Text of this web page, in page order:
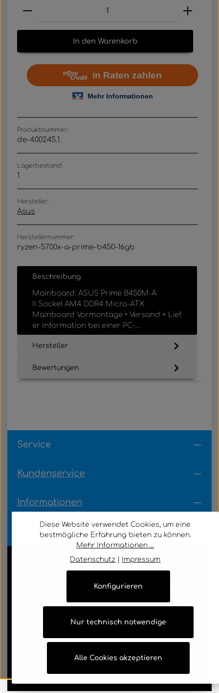
Produkt Anzahl: Gib den gewünschten
In den Warenkorb
Produktnummer:
de-400245.1
Lagerbestand:
1
Hersteller:
Asus
Herstellernummer:
ryzen-5700x-a-prime-b450-16gb
Beschreibung
Mainboard: ASUS Prime B450M-A
II Sockel AM4 DDR4 Micro-ATX
Mainboard Vormontage • Versand + Lief
er Information bei einer PC-…
Hersteller
Bewertungen
Service
Kundenservice
Informationen
Zahlungsarten
Produktbilder sind Eigentum Ihrer rechtmäßigen
Alle Preise inkl. gesetzl. Mehrwertsteuer zzgl.
nicht anders angegeben.
Cookie-EinstellungenDatenschutzImpressum
Hinweis nach Batteriegesetz
Vertrag widerrufen
Diese Website verwendet Cookies, um eine
bestmögliche Erfahrung bieten zu können.
Mehr Informationen ...
Datenschutz
Impressum
Nur technisch notwendige
Konfigurieren
Alle Cookies akzeptieren